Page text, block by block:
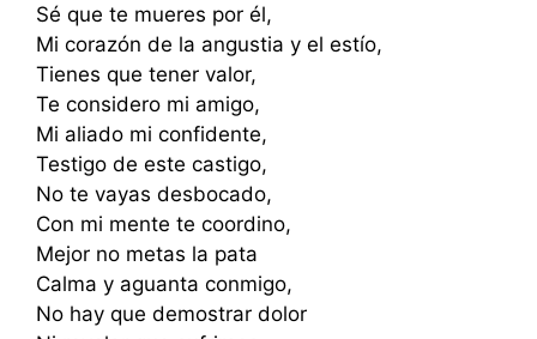
Sé que te mueres por él,
Mi corazón de la angustia y el estío,
Tienes que tener valor,
Te considero mi amigo,
Mi aliado mi confidente,
Testigo de este castigo,
No te vayas desbocado,
Con mi mente te coordino,
Mejor no metas la pata
Calma y aguanta conmigo,
No hay que demostrar dolor